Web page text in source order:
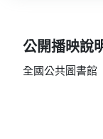
公開播映說
全國公共圖書館